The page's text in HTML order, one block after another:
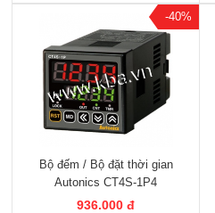
-40%
Bộ đếm / Bộ đặt thời gian
Autonics CT4S-1P4
936.000 đ